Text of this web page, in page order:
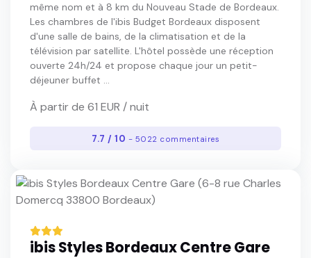
même nom et à 8 km du Nouveau Stade de Bordeaux.
Les chambres de l'ibis Budget Bordeaux disposent
d'une salle de bains, de la climatisation et de la
télévision par satellite. L'hôtel possède une réception
ouverte 24h/24 et propose chaque jour un petit-
déjeuner buffet ...
À partir de 61 EUR / nuit
7.7 / 10 - 5022 commentaires
ibis Styles Bordeaux Centre Gare